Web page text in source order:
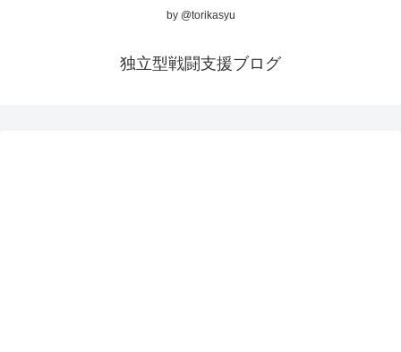
by @torikasyu
独立型戦闘支援ブログ